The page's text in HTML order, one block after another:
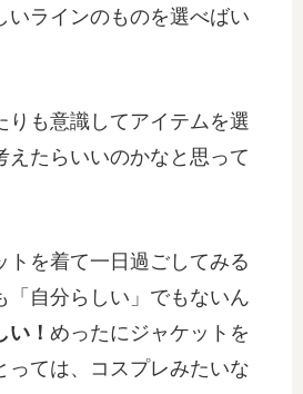
いラインのものを選べばい
りも意識してアイテムを選
えたらいいのかなと思って
トを着て一日過ごしてみる
「自分らしい」でもないん
い！ めったにジャケットを
っては、コスプレみたいな